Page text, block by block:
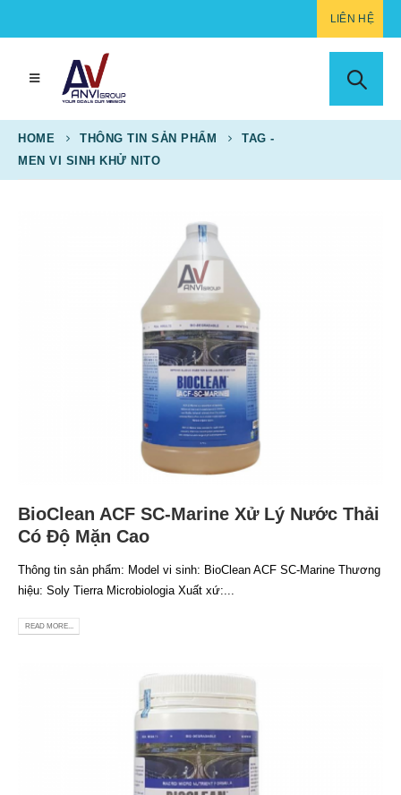
LIÊN HỆ
HOME THÔNG TIN SẢN PHẨM
TAG -
MEN VI SINH KHỬ NITO
BioClean ACF SC-Marine Xử Lý Nước Thải
Có Độ Mặn Cao
Thông tin sản phẩm: Model vi sinh: BioClean ACF SC-Marine Thương
hiệu: Soly Tierra Microbiologia Xuất xứ:...
READ MORE...